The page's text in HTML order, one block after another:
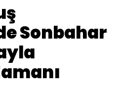
Sonbahar